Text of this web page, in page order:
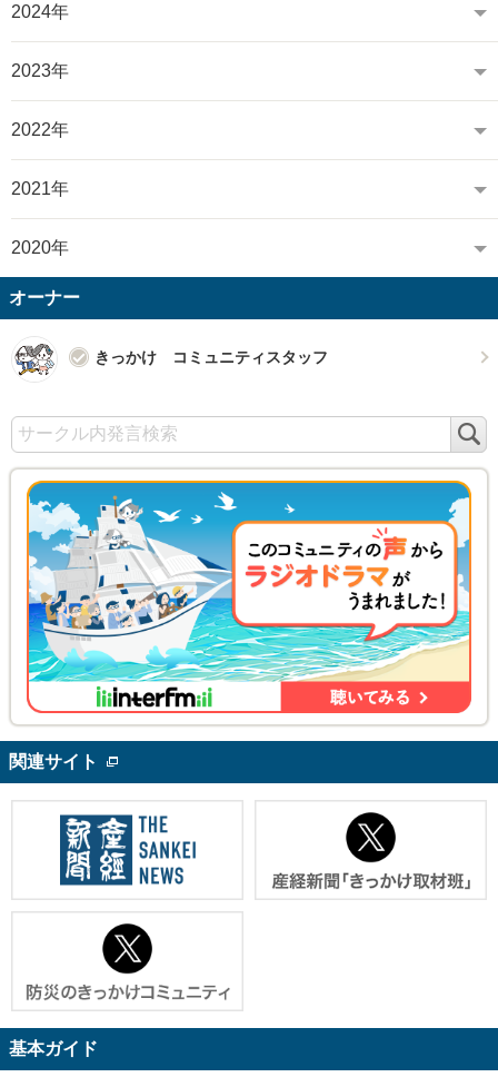
2024年
2023年
2022年
2021年
2020年
オーナー
きっかけ コミュニティスタッフ
索
関連サイト
基本ガイド